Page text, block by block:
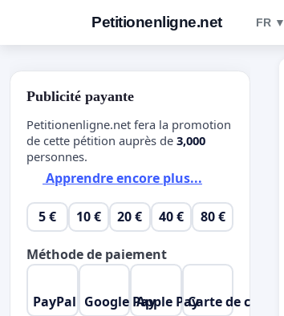
Petitionenligne.net FR ▼
Publicité payante
Petitionenligne.net fera la promotion
de cette pétition auprès de 3,000
personnes.
Apprendre encore plus...
5 € 10 € 20 € 40 € 80 €
Méthode de paiement
PayPal Google PayApple PayCarte de crédit